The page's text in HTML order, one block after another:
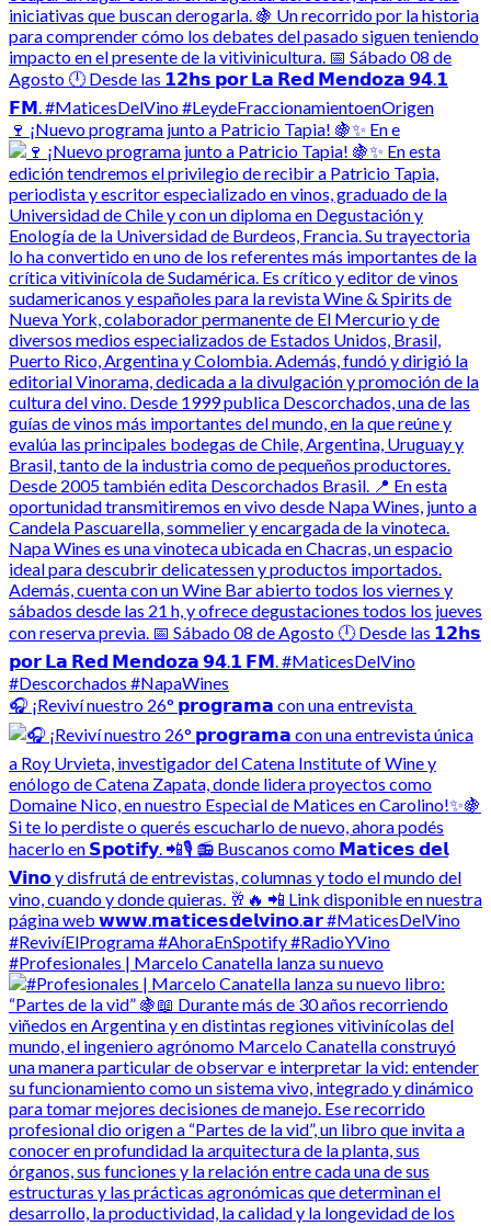
🍷 ¡Nuevo programa junto a Patricio Tapia! 🍇✨ En e
🎧 ¡Reviví nuestro 26° 𝗽𝗿𝗼𝗴𝗿𝗮𝗺𝗮 con una entrevista
#Profesionales | Marcelo Canatella lanza su nuevo